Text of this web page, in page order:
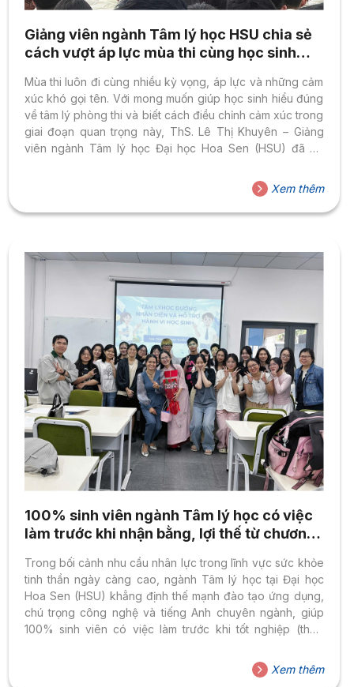
Giảng viên ngành Tâm lý học HSU chia sẻ
cách vượt áp lực mùa thi cùng học sinh
Mùa thi luôn đi cùng nhiều kỳ vọng, áp lực và những cảm
xúc khó gọi tên. Với mong muốn giúp học sinh hiểu đúng
về tâm lý phòng thi và biết cách điều chỉnh cảm xúc trong
giai đoạn quan trọng này, ThS. Lê Thị Khuyên – Giảng
viên ngành Tâm lý học Đại học Hoa Sen (HSU) đã có
học sinh Trường THCS – THPT Hoa Sen. Không chỉ mang
đến những kiến thức tâm lý gần gũi, thực tế, buổi chia sẻ
còn giúp...
Xem thêm
100% sinh viên ngành Tâm lý học có việc
làm trước khi nhận bằng, lợi thế từ chương
Trong bối cảnh nhu cầu nhân lực trong lĩnh vực sức khỏe
tinh thần ngày càng cao, ngành Tâm lý học tại Đại học
Hoa Sen (HSU) khẳng định thế mạnh đào tạo ứng dụng,
chú trọng công nghệ và tiếng Anh chuyên ngành, giúp
100% sinh viên có việc làm trước khi tốt nghiệp (theo
tiễn, thực tập lâm sàng gần 600 giờ Không dừng lại ở nền
tảng lý thuyết, ngành Tâm lý học tại HSU được thiết kế
Xem thêm